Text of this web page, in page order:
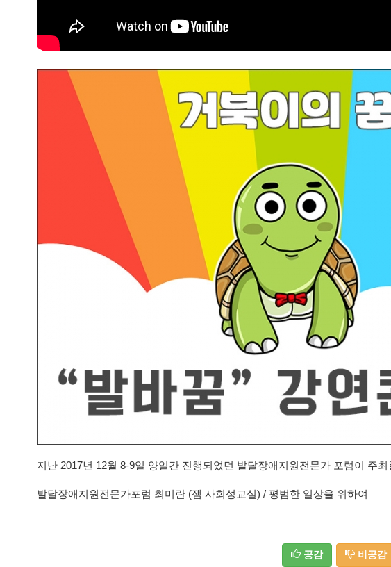
지난 2017년 12월 8-9일 양일간 진행되었던 발달장애지원전문가 포럼이 주
발달장애지원전문가포럼 최미란 (잼 사회성교실) / 평범한 일상을 위하여
공감 비공감